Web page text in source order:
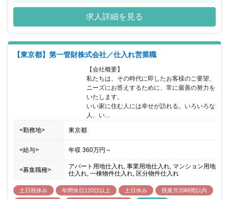
求人詳細を見る
【東京都】第一管財株式会社／仕入れ営業職
【会社概要】
私たちは、その時代に即したお客様のご要望、
ニーズにお答えするために、常に最善の努力を
いたします。
いい家に住む人には幸せが訪れる。いろいろな
人、い...
<勤務地> 東京都
<給与> 年収 360万円 ～
<募集職種>
アパート用地仕入れ, 事業用地仕入れ, マンション用地
仕入れ, 一棟物件仕入れ, 区分物件仕入れ
土日祝休み 年間休日120日以上 土日休み
残業月20時間以内